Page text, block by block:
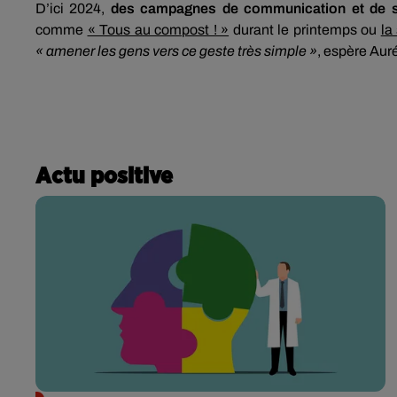
D’ici 2024, des campagnes de communication et de
comme « Tous au compost ! » durant le printemps ou la
« amener les gens vers ce geste très simple », espère
Actu positive